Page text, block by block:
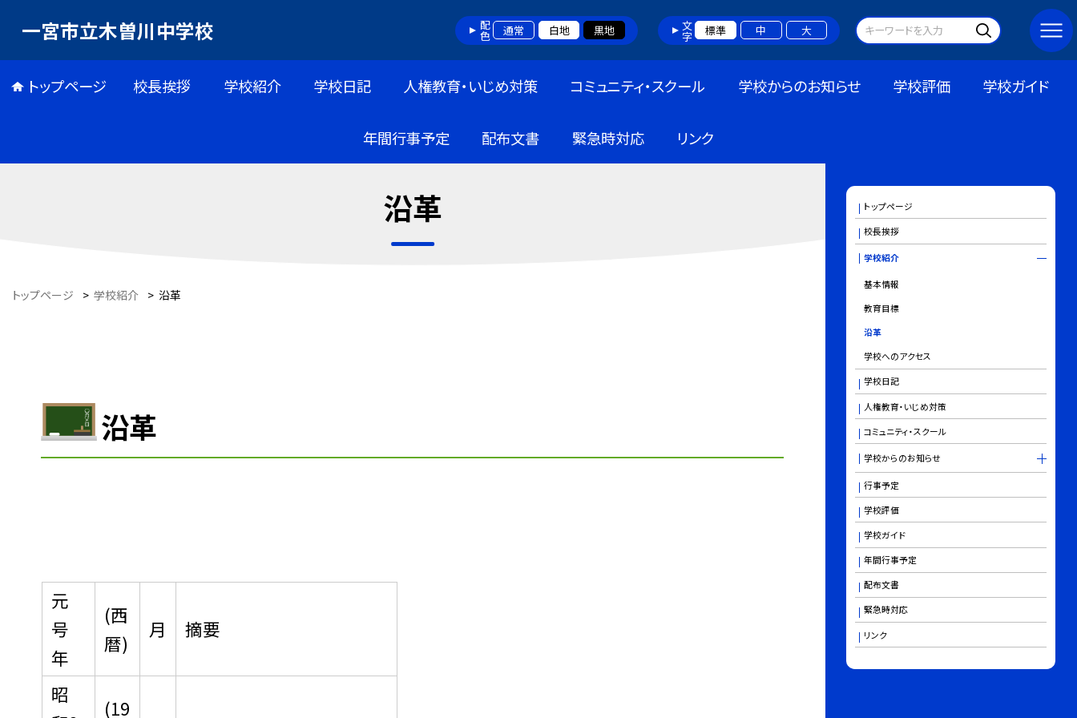
一宮市立木曽川中学校 配色 通常 白地 黒地 文字 標準 中 大
トップページ 校長挨拶 学校紹介 学校日記 人権教育・いじめ対策 コミュニティ・スクール 学校からのお知らせ 学校評価 学校ガイド
年間行事予定 配布文書 緊急時対応 リンク
沿革
トップページ > 学校紹介 > 沿革
沿革
元
号
年
(西
暦)
月 摘要
昭
(19
トップページ
校長挨拶
学校紹介
基本情報
教育目標
沿革
学校へのアクセス
学校日記
人権教育・いじめ対策
コミュニティ・スクール
学校からのお知らせ
行事予定
学校評価
学校ガイド
年間行事予定
配布文書
緊急時対応
リンク